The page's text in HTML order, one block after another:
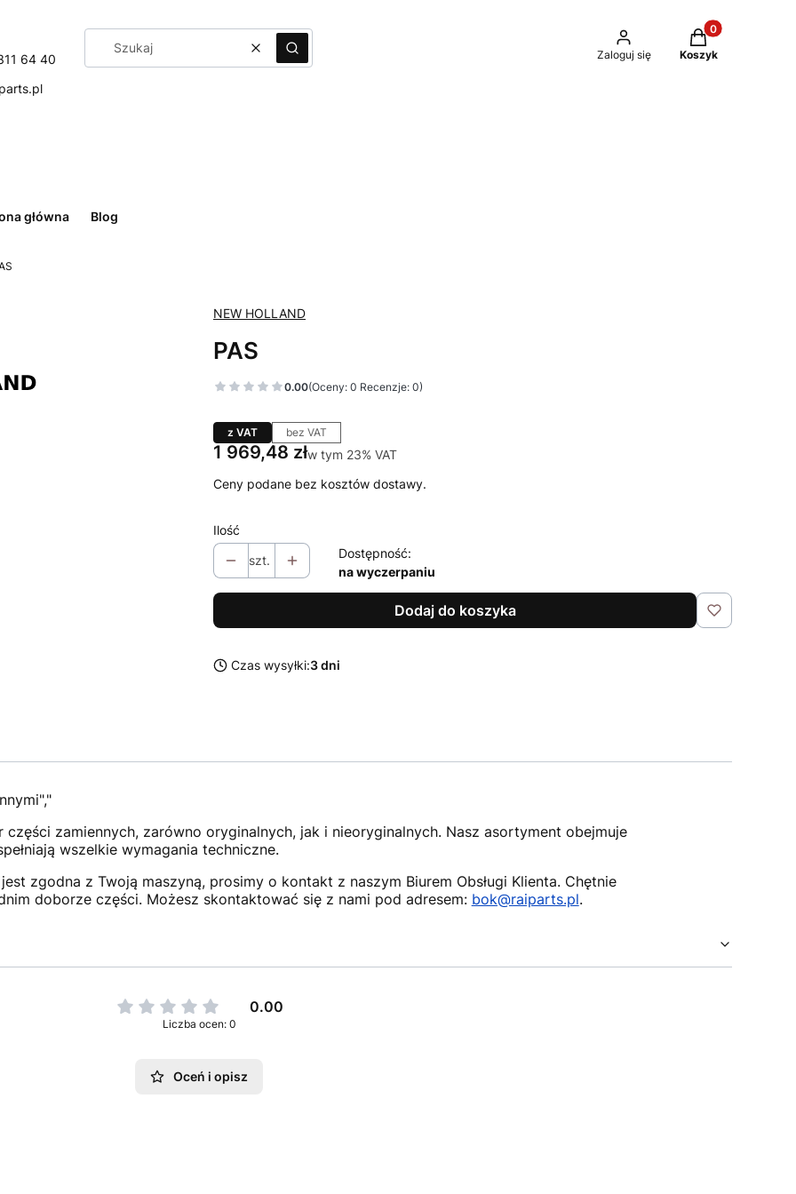
64 40
WyczyśćSzukaj Zaloguj się
Produkty w
Koszyk
główna Blog
NEW HOLLAND
PAS
0.00(Oceny: 0 Recenzje: 0)
z VAT bez VAT
Cena
1 969,48 złw tym 23% VAT
w tym 23% VAT
Ceny podane bez kosztów dostawy.
Ilość
szt.
Dostępność:
na wyczerpaniu
Dodaj do koszyka
Czas wysyłki:3 dni
zamiennych, zarówno oryginalnych, jak i nieoryginalnych. Nasz asortyment obejmuje
wszelkie wymagania techniczne.
zgodna z Twoją maszyną, prosimy o kontakt z naszym Biurem Obsługi Klienta. Chętnie
doborze części. Możesz skontaktować się z nami pod adresem: bok@raiparts.pl.
0.00
Liczba ocen: 0
Oceń i opisz